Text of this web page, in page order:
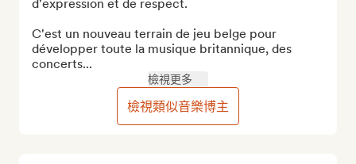
d'expression et de respect.
C'est un nouveau terrain de jeu belge pour
développer toute la musique britannique, des
concerts...
檢視更多
檢視類似音樂博主